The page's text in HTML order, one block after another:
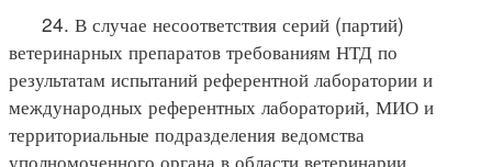
24. В случае несоответствия серий (партий)
ветеринарных препаратов требованиям НТД по
результатам испытаний референтной лаборатории и
международных референтных лабораторий, МИО и
территориальные подразделения ведомства
уполномоченного органа в области ветеринарии